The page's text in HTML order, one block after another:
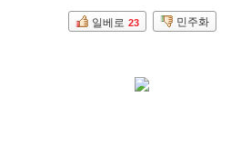
일베로 23 민주화